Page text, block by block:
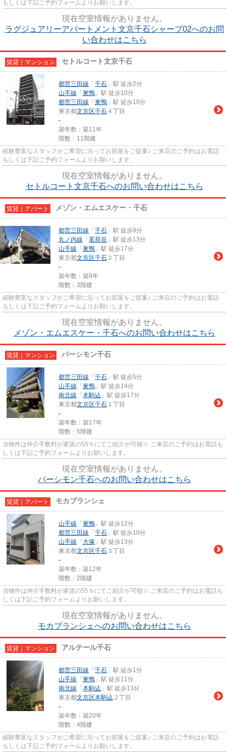
もしくは下記ご予約フォームよりお願いします。
現在空室情報がありません。
ラグジュアリーアパートメント文京千石シャープ02へのお問
い合わせはこちら
賃貸｜マンション セトルコート文京千石
都営三田線 「 千石 」駅 徒歩2分
山手線 「 巣鴨 」駅 徒歩10分
都営三田線 「 巣鴨 」駅 徒歩10分
東京都文京区千石 ４丁目
-
築年数：築11年
階数：11階建
経験豊富なスタッフがご希望に沿ってお部屋をご提案♪ ご来店のご予約はお電話
もしくは下記ご予約フォームよりお願いします。
現在空室情報がありません。
セトルコート文京千石へのお問い合わせはこちら
賃貸｜アパート メゾン・エムエスケー・千石
都営三田線 「 千石 」駅 徒歩9分
丸ノ内線 「 茗荷谷 」駅 徒歩13分
山手線 「 巣鴨 」駅 徒歩17分
東京都文京区千石 ２丁目
-
築年数：築9年
階数：3階建
経験豊富なスタッフがご希望に沿ってお部屋をご提案♪ ご来店のご予約はお電話
もしくは下記ご予約フォームよりお願いします。
現在空室情報がありません。
メゾン・エムエスケー・千石へのお問い合わせはこちら
賃貸｜マンション パーシモン千石
都営三田線 「 千石 」駅 徒歩5分
山手線 「 巣鴨 」駅 徒歩14分
南北線 「 本駒込 」駅 徒歩17分
東京都文京区千石 １丁目
-
築年数：築17年
階数：5階建
当物件は仲介手数料が家賃の55％にてご紹介が可能☆ ご来店のご予約はお電話も
しくは下記ご予約フォームよりお願いします。
現在空室情報がありません。
パーシモン千石へのお問い合わせはこちら
賃貸｜アパート モカブランシェ
山手線 「 巣鴨 」駅 徒歩12分
都営三田線 「 千石 」駅 徒歩10分
山手線 「 大塚 」駅 徒歩13分
東京都文京区千石 ３丁目
-
築年数：築12年
階数：2階建
当物件は仲介手数料が家賃の55％にてご紹介が可能☆ ご来店のご予約はお電話も
しくは下記ご予約フォームよりお願いします。
現在空室情報がありません。
モカブランシェへのお問い合わせはこちら
賃貸｜マンション アルテール千石
都営三田線 「 千石 」駅 徒歩1分
山手線 「 巣鴨 」駅 徒歩11分
南北線 「 本駒込 」駅 徒歩13分
東京都文京区本駒込 ２丁目
-
築年数：築20年
階数：4階建
経験豊富なスタッフがご希望に沿ってお部屋をご提案♪ ご来店のご予約はお電話
もしくは下記ご予約フォームよりお願いします。